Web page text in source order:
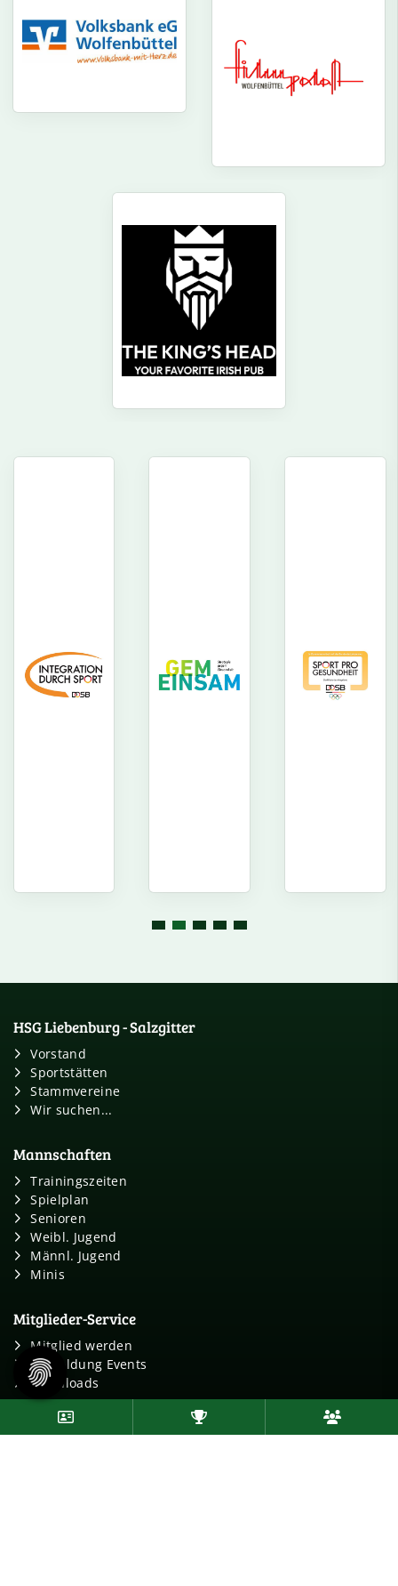
HSG Liebenburg - Salzgitter
Vorstand
Sportstätten
Stammvereine
Wir suchen...
Mannschaften
Trainingszeiten
Spielplan
Senioren
Weibl. Jugend
Männl. Jugend
Minis
Mitglieder-Service
Mitglied werden
Anmeldung Events
Downloads